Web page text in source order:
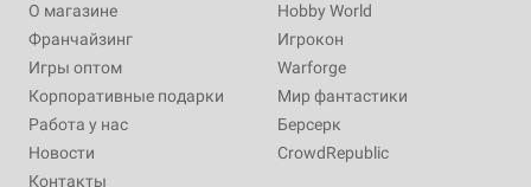
О магазине
Франчайзинг
Игры оптом
Корпоративные подарки
Работа у нас
Новости
Контакты
Hobby World
Игрокон
Warforge
Мир фантастики
Берсерк
CrowdRepublic